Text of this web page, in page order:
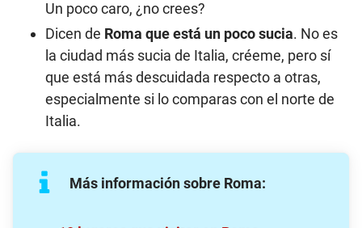
Un poco caro, ¿no crees?
Dicen de Roma que está un poco sucia. No es
la ciudad más sucia de Italia, créeme, pero sí
que está más descuidada respecto a otras,
especialmente si lo comparas con el norte de
Italia.
Más información sobre Roma: